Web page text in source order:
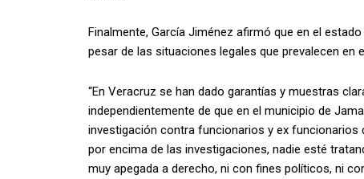
Finalmente, García Jiménez afirmó que en el
pesar de las situaciones legales que prevalecen en
“En Veracruz se han dado garantías y muestras
independientemente de que en el municipio de
investigación contra funcionarios y ex funcionarios
por encima de las investigaciones, nadie esté
muy apegada a derecho, ni con fines políticos, ni